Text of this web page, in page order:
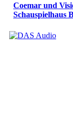
Coemar und
Schauspielhaus